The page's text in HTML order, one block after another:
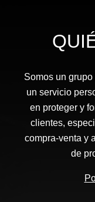
Somos un
un servicio
en proteger y
clientes,
compra-venta y
de